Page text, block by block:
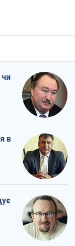
чи
в